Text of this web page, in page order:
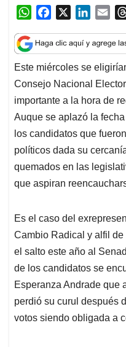
W
a
t
s
A
p
p
c
e
b
o
o
k
n
k
e
d
I
n
a
i
l
Este miércoles se
Consejo Nacional
importante a la hora de
Auque se aplazó la
los candidatos que
políticos dada su
quemados en las
que aspiran
Es el caso del
Cambio Radical y alfil
el salto este año al
de los candidatos se
Esperanza Andrade que
perdió su curul después
votos siendo obligada a